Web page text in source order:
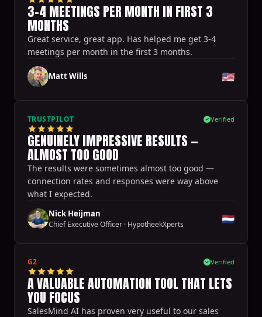
3-4 MEETINGS PER MONTH IN FIRST 3
MONTHS
Great service, great app. Has helped me get 3-4
meetings per month in the first 3 months.
Matt Wills 🇺🇸
TRUSTPILOT Verified
GENUINELY IMPRESSIVE RESULTS —
ALMOST TOO GOOD
The results were sometimes almost too good —
connection rates and responses were way above
what I expected.
Nick Heijman
Chief Executive Officer · HypotheekXperts 🇳🇱
G2 Verified
A VALUABLE AUTOMATION TOOL THAT LETS
YOU FOCUS
SalesMind AI has proven very useful to our sales